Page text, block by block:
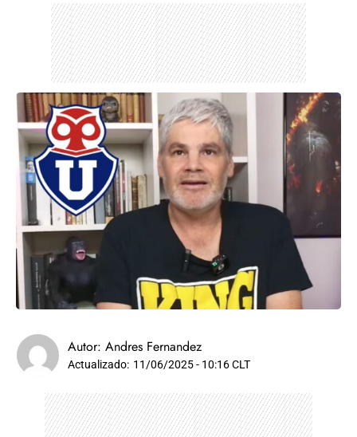
Autor: Andres Fernandez
Actualizado: 11/06/2025 - 10:16 CLT